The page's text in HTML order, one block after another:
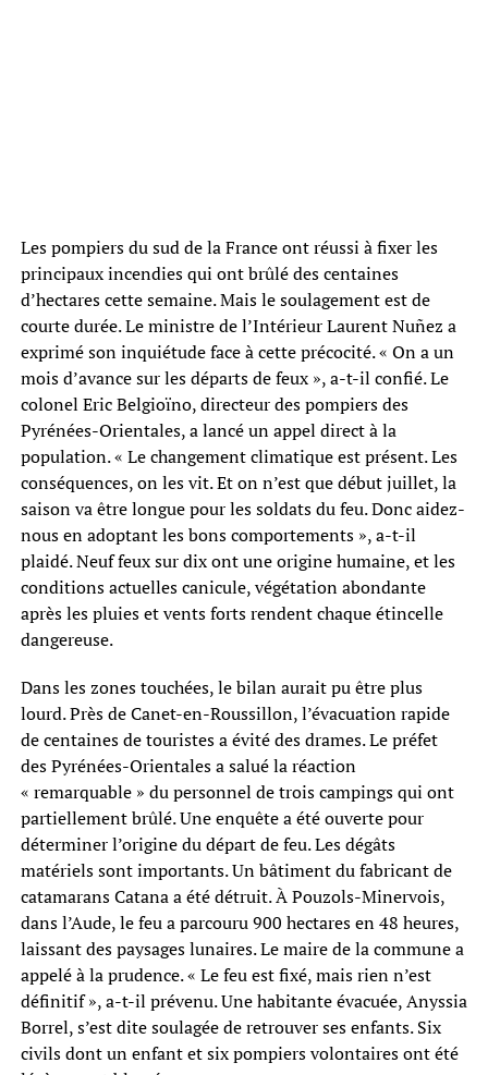
Les pompiers du sud de la France ont réussi à fixer les
principaux incendies qui ont brûlé des centaines
d’hectares cette semaine. Mais le soulagement est de
courte durée. Le ministre de l’Intérieur Laurent Nuñez a
exprimé son inquiétude face à cette précocité. « On a un
mois d’avance sur les départs de feux », a-t-il confié. Le
colonel Eric Belgioïno, directeur des pompiers des
Pyrénées-Orientales, a lancé un appel direct à la
population. « Le changement climatique est présent. Les
conséquences, on les vit. Et on n’est que début juillet, la
saison va être longue pour les soldats du feu. Donc aidez-
nous en adoptant les bons comportements », a-t-il
plaidé. Neuf feux sur dix ont une origine humaine, et les
conditions actuelles canicule, végétation abondante
après les pluies et vents forts rendent chaque étincelle
dangereuse.
Dans les zones touchées, le bilan aurait pu être plus
lourd. Près de Canet-en-Roussillon, l’évacuation rapide
de centaines de touristes a évité des drames. Le préfet
des Pyrénées-Orientales a salué la réaction
« remarquable » du personnel de trois campings qui ont
partiellement brûlé. Une enquête a été ouverte pour
déterminer l’origine du départ de feu. Les dégâts
matériels sont importants. Un bâtiment du fabricant de
catamarans Catana a été détruit. À Pouzols-Minervois,
dans l’Aude, le feu a parcouru 900 hectares en 48 heures,
laissant des paysages lunaires. Le maire de la commune a
appelé à la prudence. « Le feu est fixé, mais rien n’est
définitif », a-t-il prévenu. Une habitante évacuée, Anyssia
Borrel, s’est dite soulagée de retrouver ses enfants. Six
civils dont un enfant et six pompiers volontaires ont été